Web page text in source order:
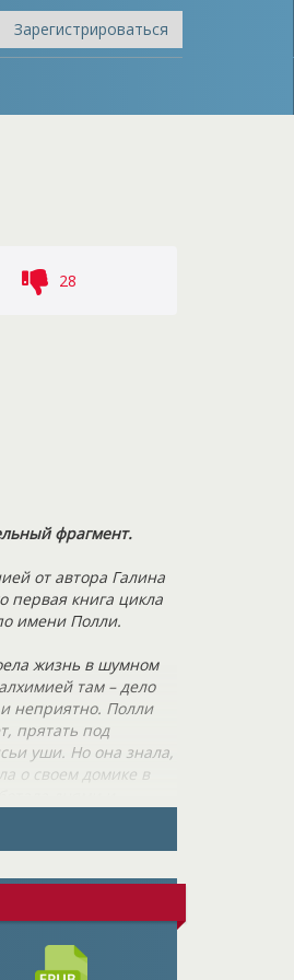
Зарегистрироваться
28
фрагмент.
от автора Галина
первая книга цикла
имени Полли.
жизнь в шумном
там – дело
неприятно. Полли
прятать под
уши. Но она знала,
о своем домике в
площадь.
долгие годы, девушка
пытался утащить у
что имеет дело
вот Полли прижучила
остался,